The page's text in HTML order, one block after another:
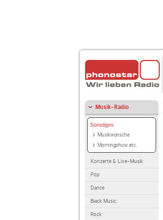
Musik-Radio
Sonstiges
Musikwünsche
Morningshow etc.
Konzerte & Live-Musik
Pop
Dance
Black Music
Rock